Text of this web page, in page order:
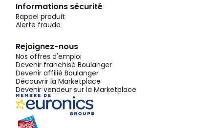
Informations sécurité
Rappel produit
Alerte fraude
Rejoignez-nous
Nos offres d'emploi
Devenir franchisé Boulanger
Devenir affilié Boulanger
Découvrir la Marketplace
Devenir vendeur sur la Marketplace